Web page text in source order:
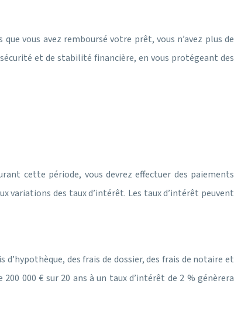
vous avez remboursé votre prêt, vous n’avez plus de
et de stabilité financière, en vous protégeant des
cette période, vous devrez effectuer des paiements
variations des taux d’intérêt. Les taux d’intérêt peuvent
des frais de dossier, des frais de notaire et
000 € sur 20 ans à un taux d’intérêt de 2 % génèrera